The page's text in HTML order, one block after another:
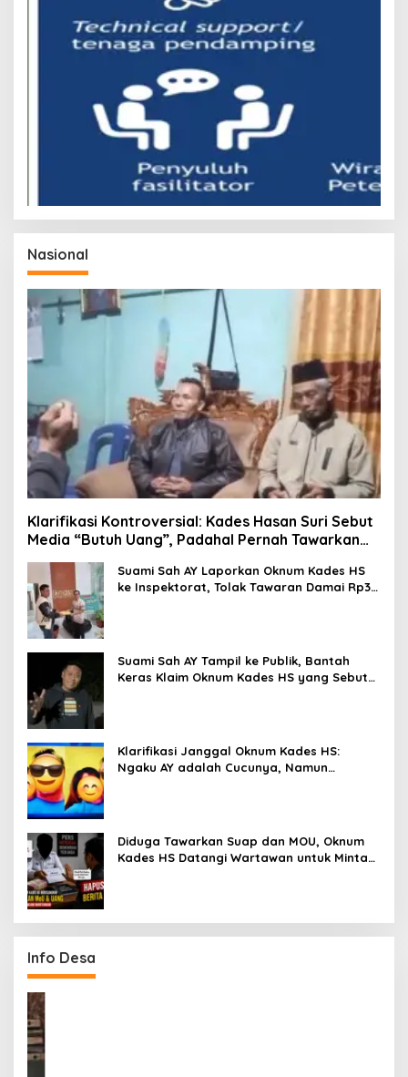
Nasional
Klarifikasi Kontroversial: Kades Hasan Suri Sebut
Media “Butuh Uang”, Padahal Pernah Tawarkan
Suap
Suami Sah AY Laporkan Oknum Kades HS
ke Inspektorat, Tolak Tawaran Damai Rp3
Suami Sah AY Tampil ke Publik, Bantah
Keras Klaim Oknum Kades HS yang Sebut
Klarifikasi Janggal Oknum Kades HS:
Ngaku AY adalah Cucunya, Namun
Diduga Tawarkan Suap dan MOU, Oknum
Kades HS Datangi Wartawan untuk Minta
Info Desa